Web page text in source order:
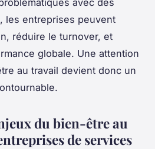
les entreprises peuvent
réduire le turnover, et
globale. Une attention
au travail devient donc un
du bien-être au
de services